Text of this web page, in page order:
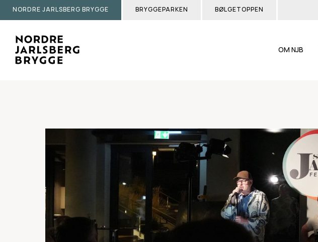
Skip
to
main
content
NORDRE JARLSBERG BRYGGE BRYGGEPARKEN BØLGETOPPEN
OM NJB